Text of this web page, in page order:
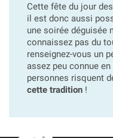
Cette fête du jour
il est donc aussi
une soirée déguisée
connaissez pas du
renseignez-vous un
assez peu connue
personnes risquent
cette tradition !